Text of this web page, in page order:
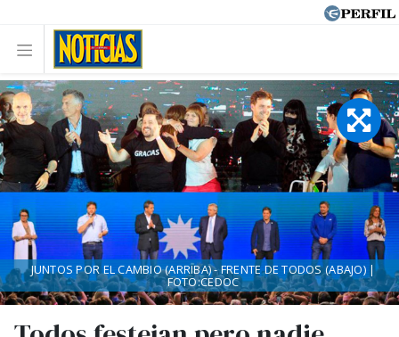
JUNTOS POR EL CAMBIO (ARRIBA) - FRENTE DE TODOS (ABAJO) |
FOTO:CEDOC